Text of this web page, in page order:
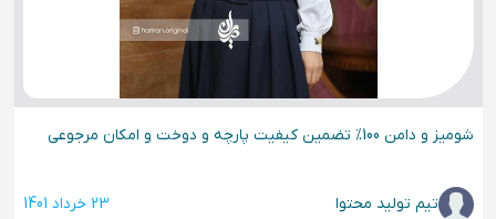
شومیز و دامن 100% تضمین کیفیت پارچه و دوخت و امکان مرجوعی
تیم تولید محتوا 23 خرداد 1401